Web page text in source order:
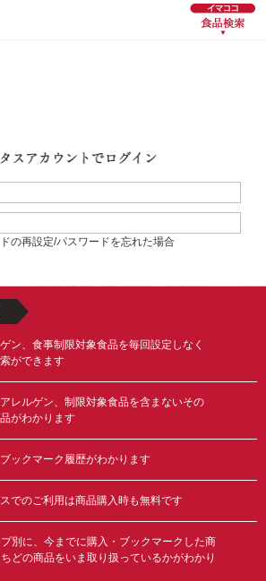
の再設定/パスワードを忘れた場合
ン、食事制限対象食品を毎回設定しなく
ができます
レルゲン、制限対象食品を含まないその
がわかります
ックマーク履歴がわかります
でのご利用は商品購入時も無料です
別に、今までに購入・ブックマークした商
どの商品をいま取り扱っているかがわかり